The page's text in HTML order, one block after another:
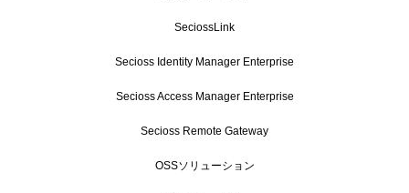
SeciossLink
Secioss Identity Manager Enterprise
Secioss Access Manager Enterprise
Secioss Remote Gateway
OSSソリューション